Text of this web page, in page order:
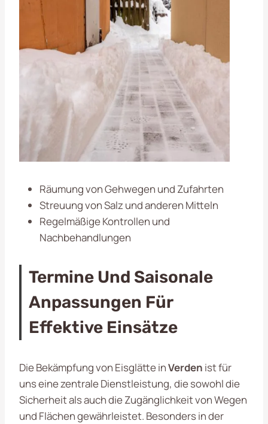
Räumung von Gehwegen und Zufahrten
Streuung von Salz und anderen Mitteln
Regelmäßige Kontrollen und
Nachbehandlungen
Termine Und Saisonale
Anpassungen Für
Effektive Einsätze
Die Bekämpfung von Eisglätte inVerden ist für
uns eine zentrale Dienstleistung, die sowohl die
Sicherheit als auch die Zugänglichkeit von Wegen
und Flächen gewährleistet. Besonders in der